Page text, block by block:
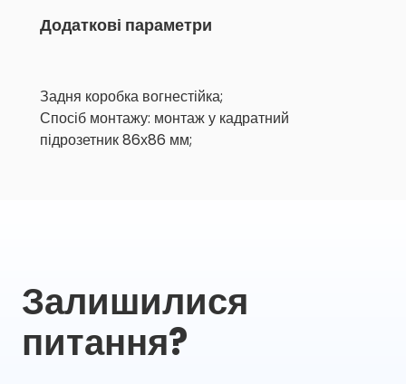
Додаткові параметри
Задня коробка вогнестійка;
Спосіб монтажу: монтаж у кадратний
підрозетник 86х86 мм;
Залишилися
питання?